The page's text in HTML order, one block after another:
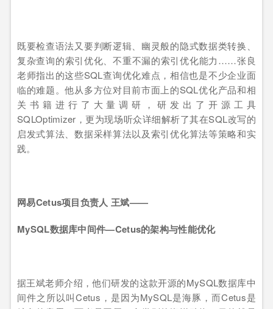
既要检查语法又要判断逻辑、幽灵般的隐式数据类转换、
复杂查询的索引优化、不重不漏的索引优化能力……张良
老师指出的这些SQL查询优化难点，相信也是不少企业面
临的难题。他从多方位对目前市面上的SQL优化产品和相
关书籍进行了大量调研，研发出了开源工具
SQLOptimizer，更为现场听众详细解析了其在SQL改写的
启发式算法、数据采样算法以及索引优化算法等策略和实
践。
网易Cetus项目负责人 王斌——
MySQL数据库中间件—Cetus的架构与性能优化
据王斌老师介绍，他们研发的这款开源的MySQL数据库中
间件之所以叫Cetus，是因为MySQL是海豚，而Cetus是